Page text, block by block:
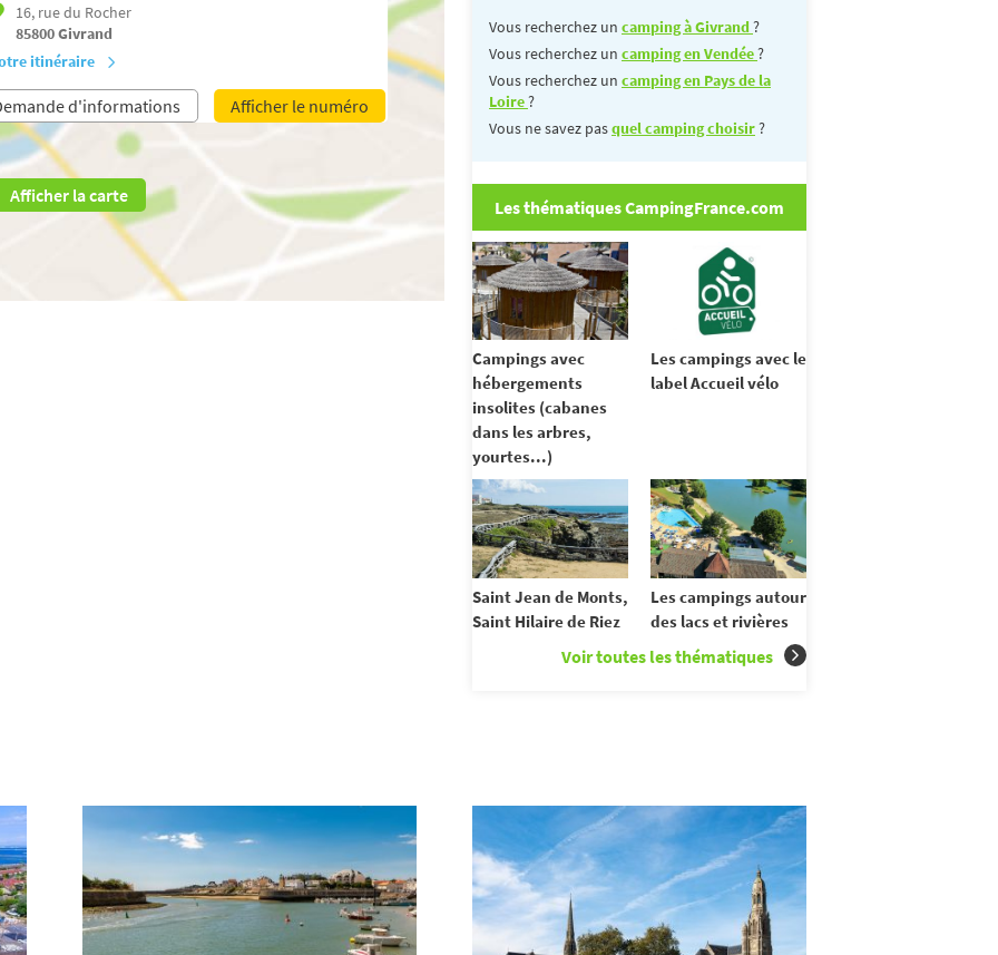
16, rue du Rocher
85800Givrand
itinéraire
d'informations Afficher le numéro
Afficher la carte
Vous recherchez un camping à Givrand?
Vous recherchez un camping en Vendée?
Vous recherchez un camping en Pays de la
Loire?
Vous ne savez pasquel camping choisir?
Les thématiques CampingFrance.com
Campings avec
hébergements
insolites (cabanes
dans les arbres,
yourtes...)
Les campings avec le
label Accueil vélo
Saint Jean de Monts,
Saint Hilaire de Riez
Les campings autour
des lacs et rivières
Voir toutes les thématiques